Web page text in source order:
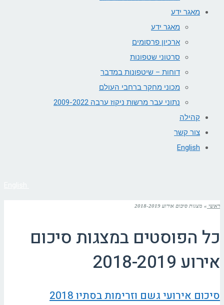
מאגר ידע
מאגר ידע
ארכיון פרסומים
סרטוני שטפונות
דוחות – שיטפונות במדבר
מכוני מחקר ברחבי העולם
נתוני עבר מרשות ניקוז ערבה 2009-2022
קהילה
צור קשר
English
ראשי » מצגות סיכום אירוע 2018-2019
כל הפוסטים במצגות סיכום
אירוע 2018-2019
סיכום אירועי גשם וזרימות בסתיו 2018